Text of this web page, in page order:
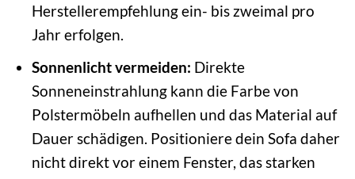
Herstellerempfehlung ein- bis zweimal pro
Jahr erfolgen.
Sonnenlicht vermeiden: Direkte
Sonneneinstrahlung kann die Farbe von
Polstermöbeln aufhellen und das Material auf
Dauer schädigen. Positioniere dein Sofa daher
nicht direkt vor einem Fenster, das starken